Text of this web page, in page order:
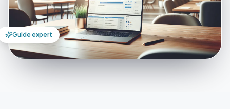
Guide expert